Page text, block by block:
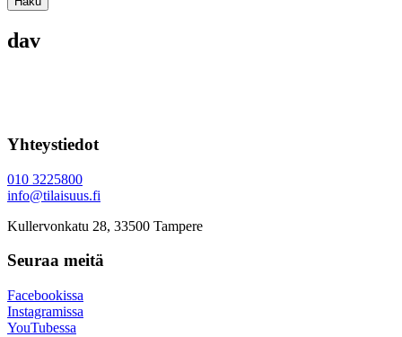
dav
Yhteystiedot
010 3225800
info@tilaisuus.fi
Kullervonkatu 28, 33500 Tampere
Seuraa meitä
Facebookissa
Instagramissa
YouTubessa